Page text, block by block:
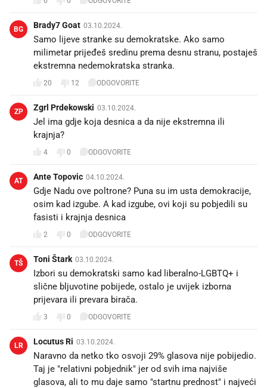
BG Brady7 Goat 03.10.2024.
Samo lijeve stranke su demokratske. Ako samo
milimetar prijeđeš sredinu prema desnu stranu, postaješ
ekstremna nedemokratska stranka.
20 12 ODGOVORITE
ZP Zgrl Prdekowski 03.10.2024.
Jel ima gdje koja desnica a da nije ekstremna ili
krajnja?
4 0 ODGOVORITE
AT Ante Topovic 04.10.2024.
Gdje Nadu ove poltrone? Puna su im usta demokracije,
osim kad izgube. A kad izgube, ovi koji su pobjedili su
fasisti i krajnja desnica
2 0 ODGOVORITE
TŠ Toni Štark 03.10.2024.
Izbori su demokratski samo kad liberalno-LGBTQ+ i
slične bljuvotine pobijede, ostalo je uvijek izborna
prijevara ili prevara birača.
3 0 ODGOVORITE
LR Locutus Ri 03.10.2024.
Naravno da netko tko osvoji 29% glasova nije pobijedio.
Taj je "relativni pobjednik" jer od svih ima najviše
glasova, ali to mu daje samo "startnu prednost" i najveći